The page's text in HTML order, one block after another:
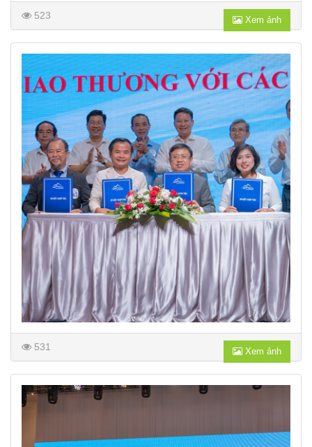
523 Xem ảnh
531 Xem ảnh